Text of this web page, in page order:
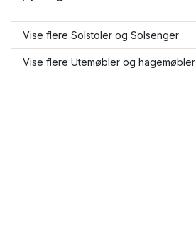
Vise flere Solstoler og Solsenger
Vise flere Utemøbler og hagemøbler